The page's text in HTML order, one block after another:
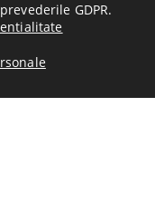
GDPR.